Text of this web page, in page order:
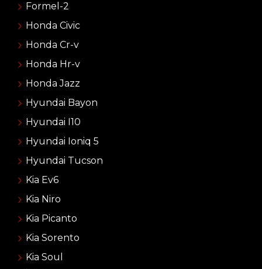
Formel-2
Honda Civic
Honda Cr-v
Honda Hr-v
Honda Jazz
Hyundai Bayon
Hyundai I10
Hyundai Ioniq 5
Hyundai Tucson
Kia Ev6
Kia Niro
Kia Picanto
Kia Sorento
Kia Soul